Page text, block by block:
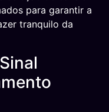
para garantir a
tranquilo da